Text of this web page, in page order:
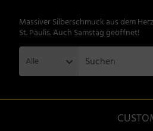
Massiver Silberschmuck aus dem
St. Paulis. Auch Samstag geöffnet!
Alle